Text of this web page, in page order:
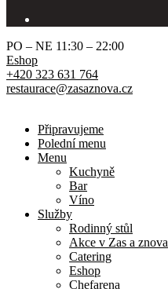
PO – NE 11:30 – 22:00
Eshop
+420 323 631 764
restaurace@zasaznova.cz
Připravujeme
Polední menu
Menu
Kuchyně
Bar
Víno
Služby
Rodinný stůl
Akce v Zas a znova
Catering
Eshop
Chefarena